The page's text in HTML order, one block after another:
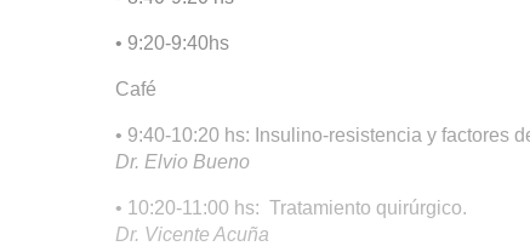
• 9:20-9:40hs
Café
• 9:40-10:20 hs: Insulino-resistencia y factores
Dr. Elvio Bueno
• 10:20-11:00 hs: Tratamiento quirúrgico.
Dr. Vicente Acuña